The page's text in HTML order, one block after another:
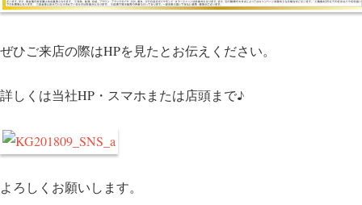
ぜひご来店の際はHPを見たとお伝えください。
詳しくは当社HP・スマホまたは店頭まで♪
よろしくお願いします。